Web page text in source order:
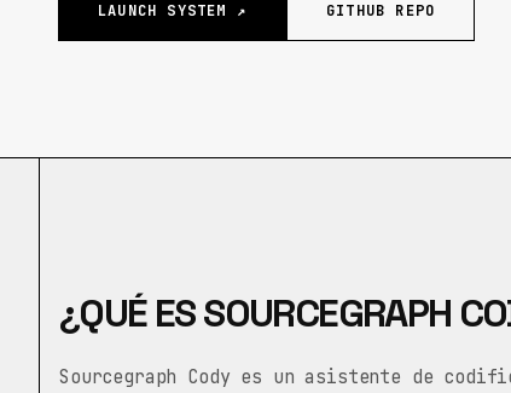
LAUNCH SYSTEM ↗ GITHUB REPO
¿QUÉ ES SOURCEGRAPH
Sourcegraph Cody es un asistente de